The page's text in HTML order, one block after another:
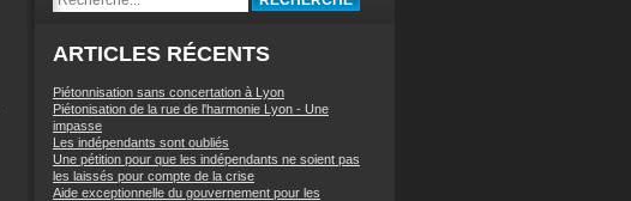
ARTICLES RÉCENTS
Piétonnisation sans concertation à Lyon
Piétonisation de la rue de l'harmonie Lyon - Une
impasse
Les indépendants sont oubliés
Une pétition pour que les indépendants ne soient pas
les laissés pour compte de la crise
Aide exceptionnelle du gouvernement pour les